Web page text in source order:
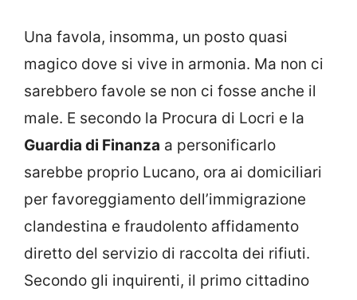
Una favola, insomma, un posto quasi
magico dove si vive in armonia. Ma non ci
sarebbero favole se non ci fosse anche il
male. E secondo la Procura di Locri e la
Guardia di Finanza a personificarlo
sarebbe proprio Lucano, ora ai domiciliari
per favoreggiamento dell’immigrazione
clandestina e fraudolento affidamento
diretto del servizio di raccolta dei rifiuti.
Secondo gli inquirenti, il primo cittadino